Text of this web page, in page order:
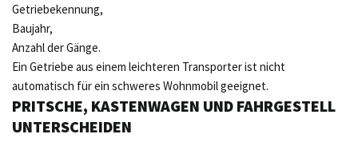
Getriebekennung,
Baujahr,
Anzahl der Gänge.
Ein Getriebe aus einem leichteren Transporter ist nicht
automatisch für ein schweres Wohnmobil geeignet.
PRITSCHE, KASTENWAGEN UND FAHRGESTELL
UNTERSCHEIDEN